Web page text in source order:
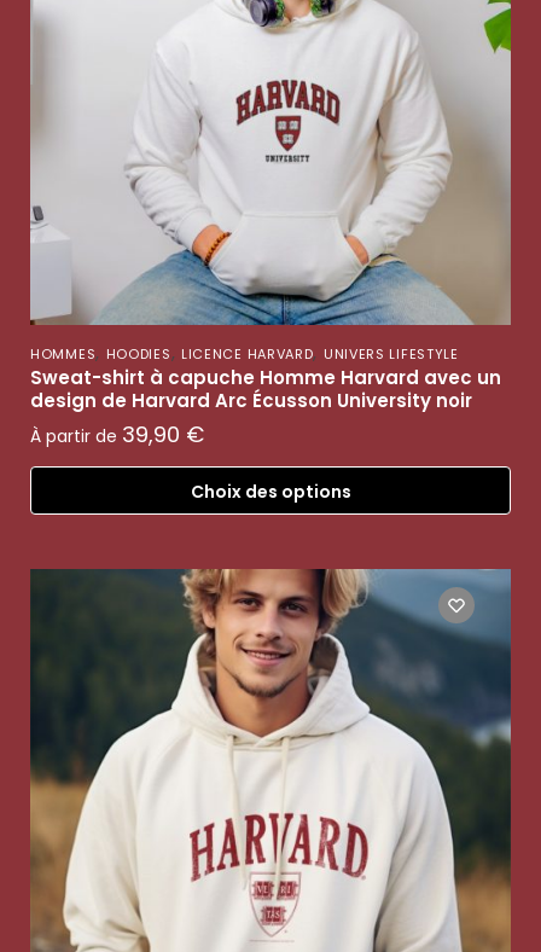
HOMMES, HOODIES, LICENCE HARVARD, UNIVERS LIFESTYLE
Sweat-shirt à capuche Homme Harvard avec un
design de Harvard Arc Écusson University noir
À partir de 39,90 €
Choix des options